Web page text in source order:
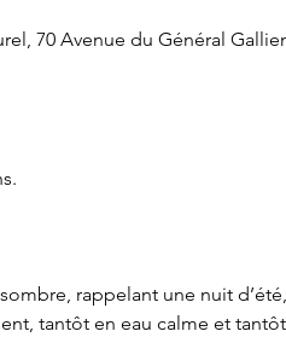
70 Avenue du Général
rappelant une nuit
tantôt en eau calme et